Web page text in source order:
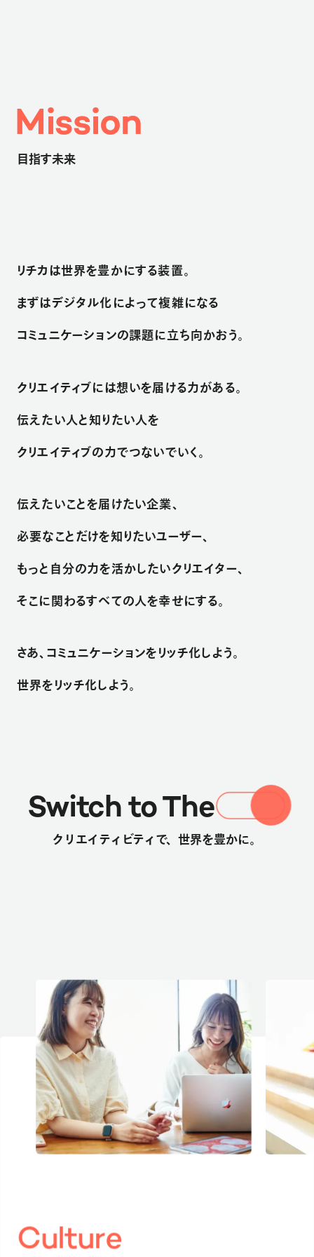
Mission
Mission
目指す未来
リチカは世界を豊かにする装置。
まずはデジタル化によって複雑になる
コミュニケーションの課題に立ち向かおう。
クリエイティブには想いを届ける力がある。
伝えたい人と知りたい人を
クリエイティブの力でつないでいく。
伝えたいことを届けたい企業、
必要なことだけを知りたいユーザー、
もっと自分の力を活かしたいクリエイター、
そこに関わるすべての人を幸せにする。
さあ、コミュニケーションをリッチ化しよう。
世界をリッチ化しよう。
Switch to The
クリエイティビティで、世界を豊かに。
Culture